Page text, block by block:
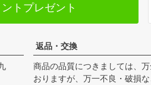
トプレゼント
返品・交換
商品の品質につきましては、
おりますが、万一不良・破損